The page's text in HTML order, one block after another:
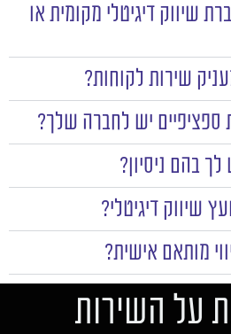
שיווק דיגיטלי מקומית או
שירות לקוחות?
ספציפיים יש לחברה שלך?
בהם ניסיון?
שיווק דיגיטלי?
מותאם אישית?
על השירות